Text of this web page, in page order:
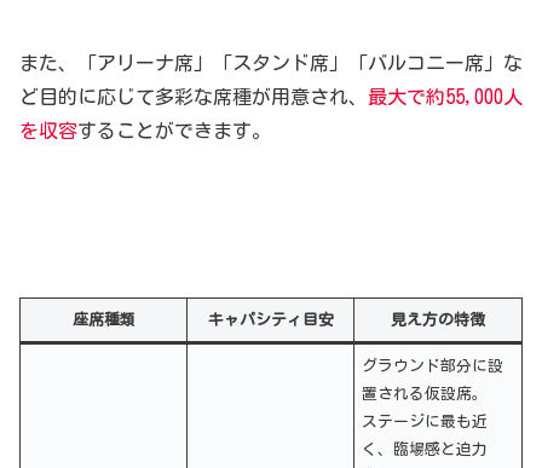
また、「アリーナ席」「スタンド席」「バルコニー席」な
ど目的に応じて多彩な席種が用意され、 最大で約55,000人
を収容することができます。
座席種類 キャパシティ目安 見え方の特徴
グラウンド部分に設
置される仮設席。
ステージに最も近
く、臨場感と迫力